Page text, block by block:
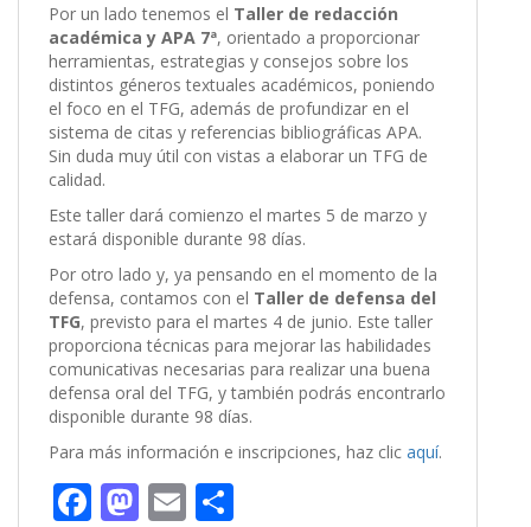
Por un lado tenemos el Taller de redacción
académica y APA 7ª, orientado a proporcionar
herramientas, estrategias y consejos sobre los
distintos géneros textuales académicos, poniendo
el foco en el TFG, además de profundizar en el
sistema de citas y referencias bibliográficas APA.
Sin duda muy útil con vistas a elaborar un TFG de
calidad.
Este taller dará comienzo el martes 5 de marzo y
estará disponible durante 98 días.
Por otro lado y, ya pensando en el momento de la
defensa, contamos con el Taller de defensa del
TFG, previsto para el martes 4 de junio. Este taller
proporciona técnicas para mejorar las habilidades
comunicativas necesarias para realizar una buena
defensa oral del TFG, y también podrás encontrarlo
disponible durante 98 días.
Para más información e inscripciones, haz clic aquí.
F M E